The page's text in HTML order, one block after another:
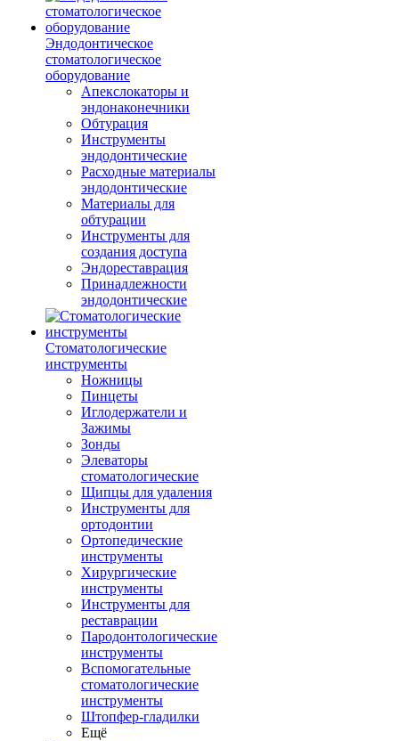
Эндодонтическое
стоматологическое
оборудование
Апекслокаторы и
эндонаконечники
Обтурация
Инструменты
эндодонтические
Расходные материалы
эндодонтические
Материалы для
обтурации
Инструменты для
создания доступа
Эндореставрация
Принадлежности
эндодонтические
Стоматологические
инструменты
Ножницы
Пинцеты
Иглодержатели и
Зажимы
Зонды
Элеваторы
стоматологические
Щипцы для удаления
Инструменты для
ортодонтии
Ортопедические
инструменты
Хирургические
инструменты
Инструменты для
реставрации
Пародонтологические
инструменты
Вспомогательные
стоматологические
инструменты
Штопфер-гладилки
Ещё